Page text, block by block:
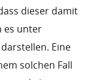
dieser damit
es unter
Eine
solchen Fall